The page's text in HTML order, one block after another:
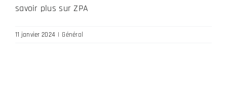
savoir plus sur ZPA
11 janvier 2024 | Général